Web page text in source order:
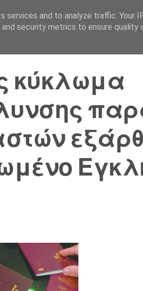
Αρχική Σελίδα
κύκλωμα
and to analyze traffic. Your
security metrics to ensure quality